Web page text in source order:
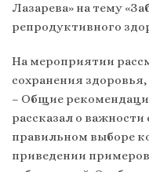
Лазарева» на тему
репродуктивного
На мероприятии
сохранения здоровья,
– Общие
рассказал о
правильном выборе
приведении